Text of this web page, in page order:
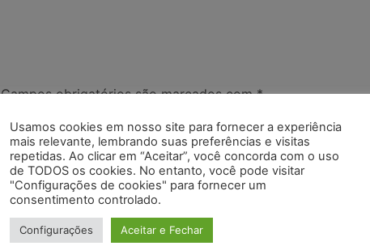
Campos obrigatórios são marcados com*
Usamos cookies em nosso site para fornecer a experiência
mais relevante, lembrando suas preferências e visitas
repetidas. Ao clicar em “Aceitar”, você concorda com o uso
de TODOS os cookies. No entanto, você pode visitar
"Configurações de cookies" para fornecer um
consentimento controlado.
Configurações Aceitar e Fechar